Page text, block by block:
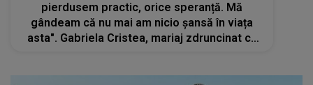
pierdusem practic, orice speranță. Mă
gândeam că nu mai am nicio șansă în viața
asta". Gabriela Cristea, mariaj zdruncinat cu